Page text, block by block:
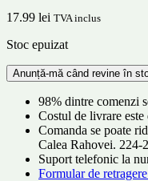
17.99 lei TVA inclus
Stoc epuizat
98% dintre comenzi
Costul de livrare este
Comanda se poate
Calea Rahovei.
Suport telefonic la
Formular de